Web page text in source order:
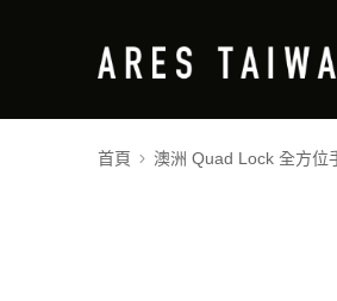
首頁 澳洲 Quad Lock 全方位